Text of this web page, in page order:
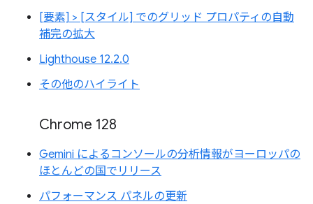
[要素] > [スタイル] でのグリッド プロパティの自動
補完の拡大
Lighthouse 12.2.0
その他のハイライト
Chrome 128
Gemini によるコンソールの分析情報がヨーロッパの
ほとんどの国でリリース
パフォーマンス パネルの更新